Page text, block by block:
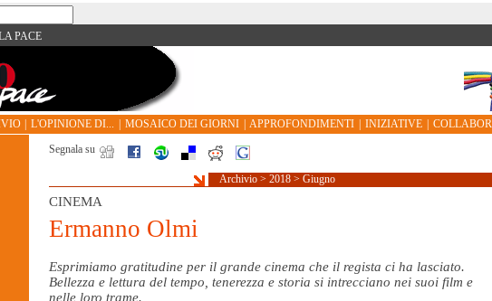
PACE
L'OPINIONE DI... MOSAICO DEI GIORNI APPROFONDIMENTI INIZIATIVE
Segnala su
Archivio > 2018 > Giugno
CINEMA
Ermanno Olmi
Esprimiamo gratitudine per il grande cinema che il regista ci ha lasciato.
Bellezza e lettura del tempo, tenerezza e storia si intrecciano nei suoi film e
nelle loro trame.